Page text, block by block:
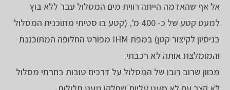
אל אף שהאדמה הייתה רווית מים המסלול עבר ללא בוץ
למעט קטע של כ- 400 מ', (קטע בו סטיתי מתוכנית המסלול
בניסיון לקיצור קטן) במפת IHM מפורט החלופה המתוכננת
והמומלצת אותה לא רכבתי.
מכוון שרוב רובו של המסלול על דרכים טובות בחרתי מסלול